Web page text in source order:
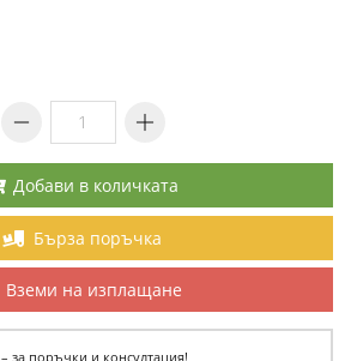
Добави в количката
Бърза поръчка
Вземи на изплащане
– за поръчки и консултация!